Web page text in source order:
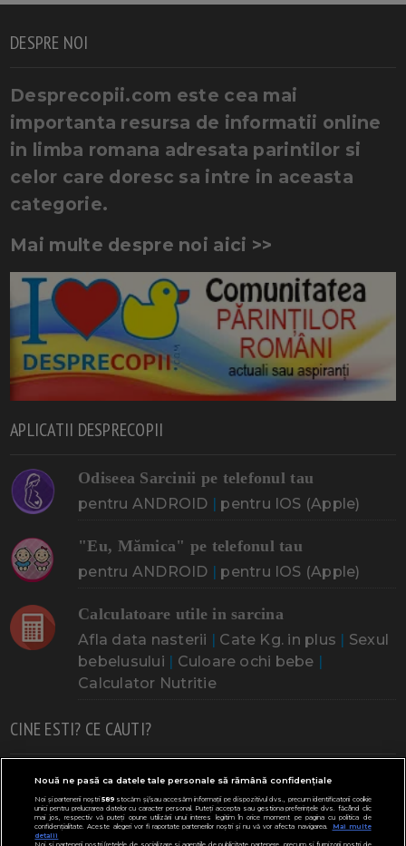
DESPRE NOI
Desprecopii.com este cea mai
importanta resursa de informatii online
in limba romana adresata parintilor si
celor care doresc sa intre in aceasta
categorie.
Mai multe despre noi aici >>
APLICATII DESPRECOPII
Odiseea Sarcinii pe telefonul tau
pentru ANDROID | pentru IOS (Apple)
"Eu, Mămica" pe telefonul tau
pentru ANDROID | pentru IOS (Apple)
Calculatoare utile in sarcina
Afla data nasterii | Cate Kg. in plus | Sexul
bebelusului | Culoare ochi bebe |
Calculator Nutritie
CINE ESTI? CE CAUTI?
Doresc un copil Adoptia Probleme cu sarcina
Urmeaza sa nasc Probleme alaptare Bebe plange
Bebe febra Caut bona Cresa, Gradinta
Nouă ne pasă ca datele tale personale să rămână confidențiale
Noi și partenerii noștri589stocăm și/sau accesăm informații pe dispozitivul dvs., precum identificatorii cookie
unici pentru prelucrarea datelor cu caracter personal. Puteți accepta sau gestiona preferințele dvs. făcând clic
mai jos, respectiv vă puteți opune utilizării unui interes legitim în orice moment pe pagina cu politica de
confidențialitate. Aceste alegeri vor fi raportate partenerilor noștri și nu vă vor afecta navigarea.
Mai multe
detalii